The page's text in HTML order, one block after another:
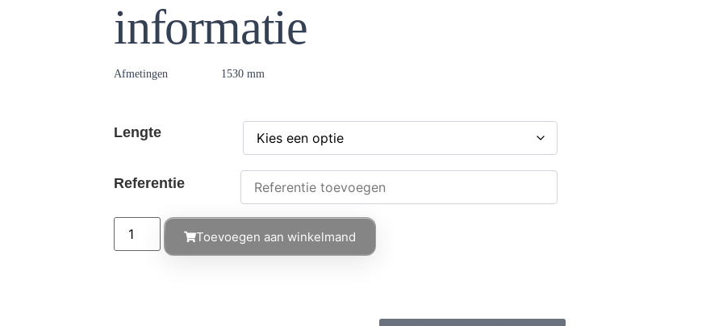
informatie
Afmetingen 1530 mm
Lengte
Referentie
Toevoegen aan winkelmand